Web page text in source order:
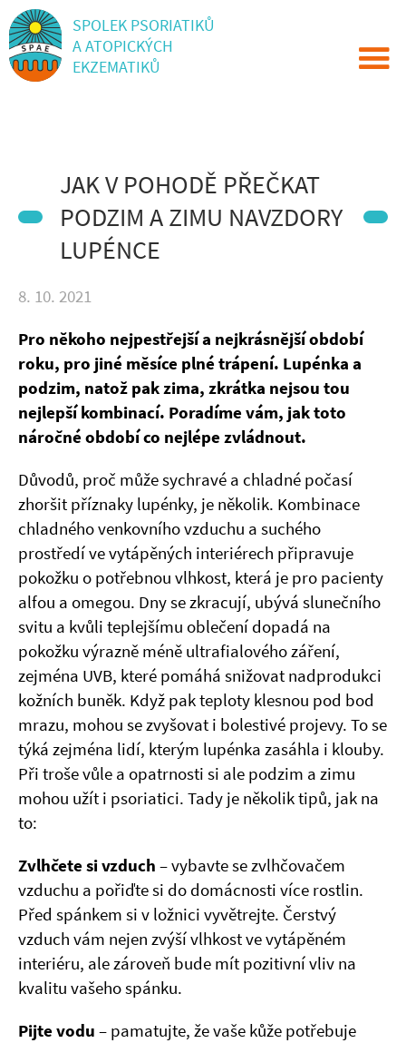
SPOLEK PSORIATIKŮ
A ATOPICKÝCH
EKZEMATIKŮ
JAK V POHODĚ PŘEČKAT
PODZIM A ZIMU NAVZDORY
LUPÉNCE
8. 10. 2021
Pro někoho nejpestřejší a nejkrásnější období
roku, pro jiné měsíce plné trápení. Lupénka a
podzim, natož pak zima, zkrátka nejsou tou
nejlepší kombinací. Poradíme vám, jak toto
náročné období co nejlépe zvládnout.
Důvodů, proč může sychravé a chladné počasí
zhoršit příznaky lupénky, je několik. Kombinace
chladného venkovního vzduchu a suchého
prostředí ve vytápěných interiérech připravuje
pokožku o potřebnou vlhkost, která je pro pacienty
alfou a omegou. Dny se zkracují, ubývá slunečního
svitu a kvůli teplejšímu oblečení dopadá na
pokožku výrazně méně ultrafialového záření,
zejména UVB, které pomáhá snižovat nadprodukci
kožních buněk. Když pak teploty klesnou pod bod
mrazu, mohou se zvyšovat i bolestivé projevy. To se
týká zejména lidí, kterým lupénka zasáhla i klouby.
Při troše vůle a opatrnosti si ale podzim a zimu
mohou užít i psoriatici. Tady je několik tipů, jak na
to:
Zvlhčete si vzduch – vybavte se zvlhčovačem
vzduchu a pořiďte si do domácnosti více rostlin.
Před spánkem si v ložnici vyvětrejte. Čerstvý
vzduch vám nejen zvýší vlhkost ve vytápěném
interiéru, ale zároveň bude mít pozitivní vliv na
kvalitu vašeho spánku.
Pijte vodu – pamatujte, že vaše kůže potřebuje